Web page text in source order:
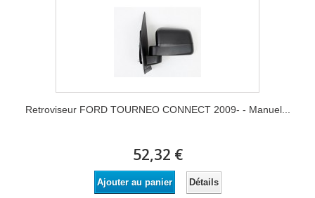
Retroviseur FORD TOURNEO CONNECT 2009- - Manuel...
52,32 €
Ajouter au panier Détails